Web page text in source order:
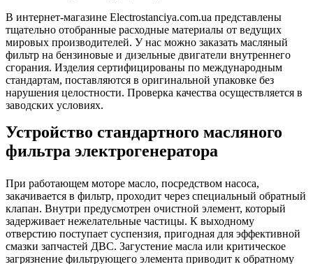
В интернет-магазине Electrostanciya.com.ua представлены
тщательно отобранные расходные материалы от ведущих
мировых производителей. У нас можно заказать масляный
фильтр на бензиновые и дизельные двигатели внутреннего
сгорания. Изделия сертифицированы по международным
стандартам, поставляются в оригинальной упаковке без
нарушения целостности. Проверка качества осуществляется в
заводских условиях.
Устройство стандартного масляного
фильтра электрогенератора
При работающем моторе масло, посредством насоса,
закачивается в фильтр, проходит через специальный обратный
клапан. Внутри предусмотрен очистной элемент, который
задерживает нежелательные частицы. К выходному
отверстию поступает суспензия, пригодная для эффективной
смазки запчастей ДВС. Загустение масла или критическое
загрязнение фильтрующего элемента приводит к обратному